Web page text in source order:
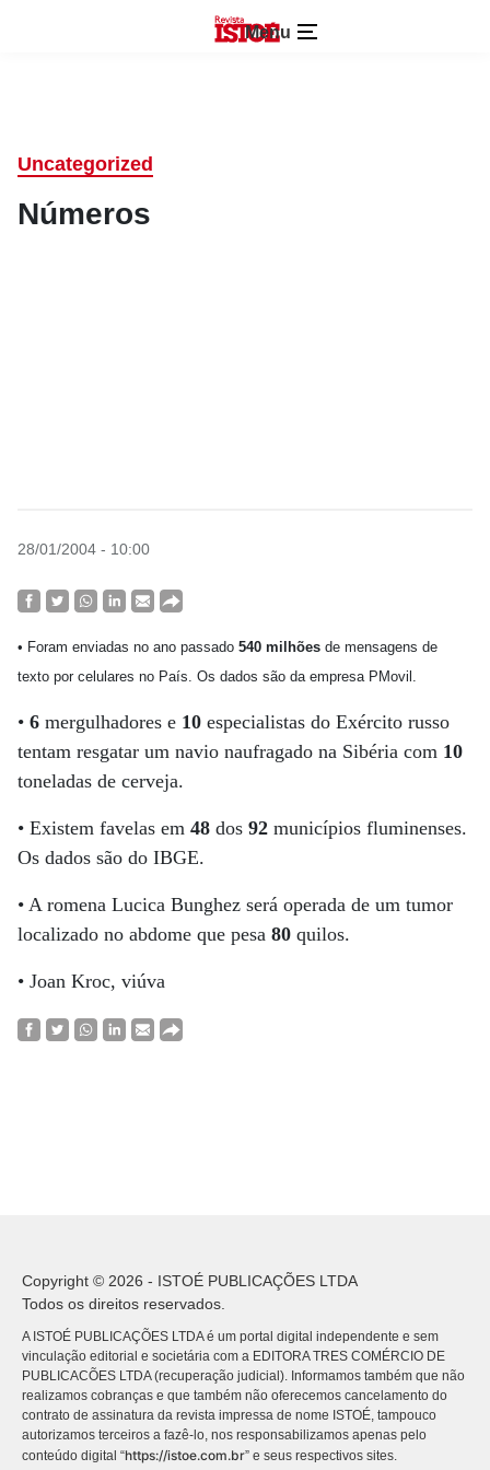
Menu
Uncategorized
Números
28/01/2004 - 10:00
• Foram enviadas no ano passado 540 milhões de mensagens de
texto por celulares no País. Os dados são da empresa PMovil.
• 6 mergulhadores e 10 especialistas do Exército russo
tentam resgatar um navio naufragado na Sibéria com 10
toneladas de cerveja.
• Existem favelas em 48 dos 92 municípios fluminenses.
Os dados são do IBGE.
• A romena Lucica Bunghez será operada de um tumor
localizado no abdome que pesa 80 quilos.
• Joan Kroc, viúva
Copyright © 2026 - ISTOÉ PUBLICAÇÕES LTDA
Todos os direitos reservados.
A ISTOÉ PUBLICAÇÕES LTDA é um portal digital independente e sem
vinculação editorial e societária com a EDITORA TRES COMÉRCIO DE
PUBLICACÕES LTDA (recuperação judicial). Informamos também que não
realizamos cobranças e que também não oferecemos cancelamento do
contrato de assinatura da revista impressa de nome ISTOÉ, tampouco
autorizamos terceiros a fazê-lo, nos responsabilizamos apenas pelo
conteúdo digital “https://istoe.com.br” e seus respectivos sites.